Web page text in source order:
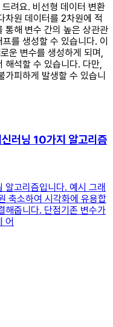
려요. 비선형 데이터 변환
차원 데이터를 2차원에 적
통해 변수 간의 높은 상관관
를 생성할 수 있습니다. 이
운 변수를 생성하게 되며,
해석할 수 있습니다. 다만,
가피하게 발생할 수 있습니
러닝 10가지 알고리즘
알고리즘입니다. 예시 그래
축소하여 시각화에 유용합
해줍니다. 단점기존 변수가
어